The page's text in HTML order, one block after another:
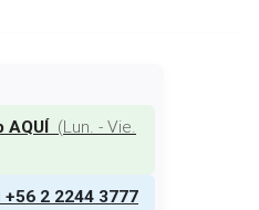
AQUÍ (Lun. - Vie.
+56 2 2244 3777